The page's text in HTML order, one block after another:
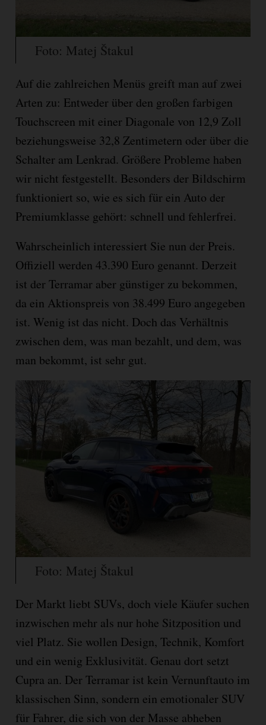
Foto: Matej Štakul
Auf die zahlreichen Menüs greift man auf zwei
Arten zu: Entweder über den großen farbigen
Touchscreen mit einer Diagonale von 12,9 Zoll
beziehungsweise 32,8 Zentimetern oder über die
Schalter am Lenkrad. Größere Probleme haben
wir nicht festgestellt. Besonders der Bildschirm
funktioniert so, wie es sich für ein Auto der
Premiumklasse gehört: schnell und fehlerfrei.
Wahrscheinlich interessiert Sie nun der Preis.
Offiziell werden 43.390 Euro genannt. Derzeit
ist der Terramar aber günstiger zu bekommen,
da ein Aktionspreis von 38.499 Euro angegeben
ist. Wenig ist das nicht. Doch das Verhältnis
zwischen dem, was man bezahlt, und dem, was
man bekommt, ist sehr gut.
Foto: Matej Štakul
Der Markt liebt SUVs, doch viele Käufer suchen
inzwischen mehr als nur hohe Sitzposition und
viel Platz. Sie wollen Design, Technik, Komfort
und ein wenig Exklusivität. Genau dort setzt
Cupra an. Der Terramar ist kein Vernunftauto im
klassischen Sinn, sondern ein emotionaler SUV
für Fahrer, die sich von der Masse abheben